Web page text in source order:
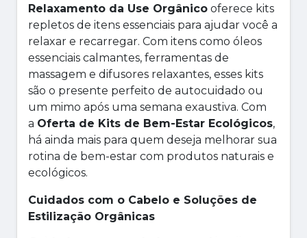
Relaxamento da Use Orgânico oferece kits
repletos de itens essenciais para ajudar você a
relaxar e recarregar. Com itens como óleos
essenciais calmantes, ferramentas de
massagem e difusores relaxantes, esses kits
são o presente perfeito de autocuidado ou
um mimo após uma semana exaustiva. Com
a Oferta de Kits de Bem-Estar Ecológicos,
há ainda mais para quem deseja melhorar sua
rotina de bem-estar com produtos naturais e
ecológicos.
Cuidados com o Cabelo e Soluções de
Estilização Orgânicas